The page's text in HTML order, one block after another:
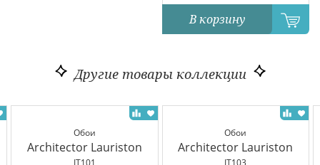
В корзину
Другие товары коллекции
Обои
Architector Lauriston
Обои
Architector Lauriston